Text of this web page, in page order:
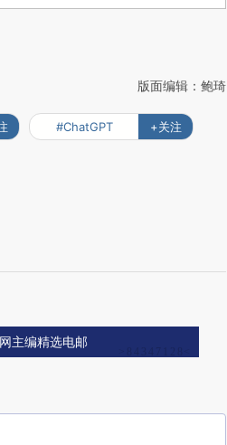
版面编辑：鲍琦
#ChatGPT +关注
主编精选电邮